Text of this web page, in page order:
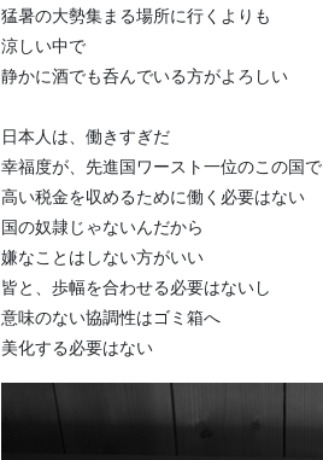
猛暑の大勢集まる場所に行くよりも
涼しい中で
静かに酒でも呑んでいる方がよろしい
日本人は、働きすぎだ
幸福度が、先進国ワースト一位のこの国で
高い税金を収めるために働く必要はない
国の奴隷じゃないんだから
嫌なことはしない方がいい
皆と、歩幅を合わせる必要はないし
意味のない協調性はゴミ箱へ
美化する必要はない